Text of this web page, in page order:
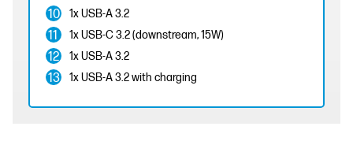
1x USB-A 3.2
1x USB-C 3.2 (downstream, 15W)
1x USB-A 3.2
1x USB-A 3.2 with charging